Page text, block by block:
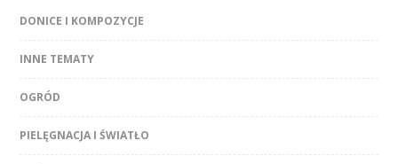
DONICE I KOMPOZYCJE
INNE TEMATY
OGRÓD
PIELĘGNACJA I ŚWIATŁO